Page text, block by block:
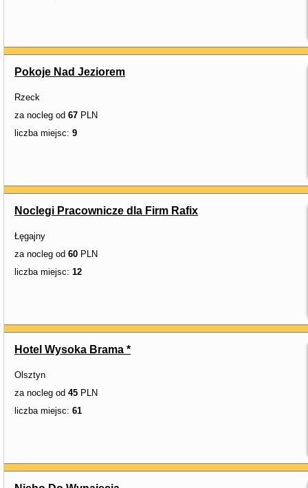
Pokoje Nad Jeziorem
Rzeck
za nocleg od 67 PLN
liczba miejsc: 9
Noclegi Pracownicze dla Firm Rafix
Łęgajny
za nocleg od 60 PLN
liczba miejsc: 12
Hotel Wysoka Brama *
Olsztyn
za nocleg od 45 PLN
liczba miejsc: 61